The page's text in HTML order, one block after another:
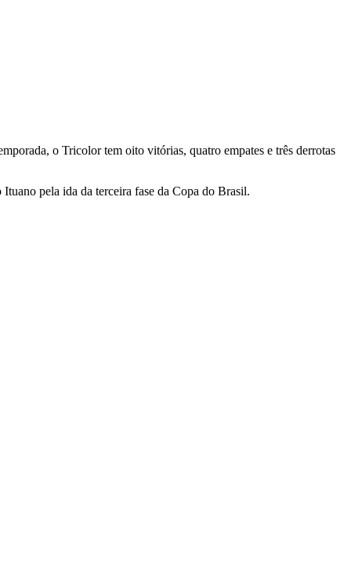
o Tricolor tem oito vitórias, quatro empates e três derrotas
pela ida da terceira fase da Copa do Brasil.